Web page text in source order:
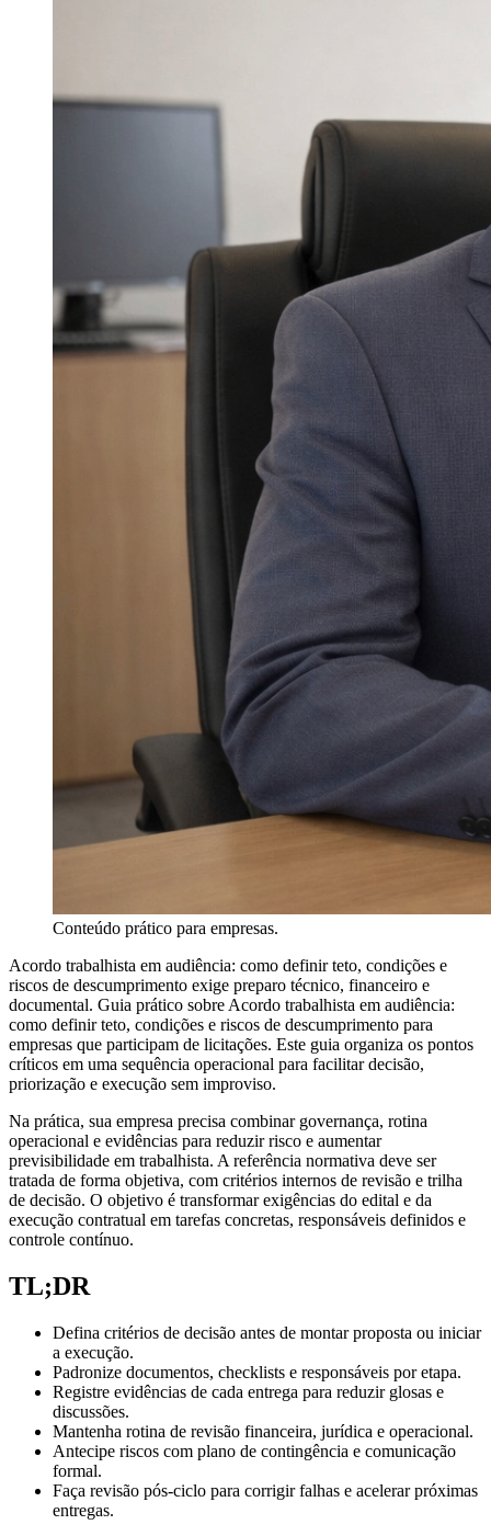
Conteúdo prático para empresas.
Acordo trabalhista em audiência: como definir teto, condições e
riscos de descumprimento exige preparo técnico, financeiro e
documental. Guia prático sobre Acordo trabalhista em audiência:
como definir teto, condições e riscos de descumprimento para
empresas que participam de licitações. Este guia organiza os pontos
críticos em uma sequência operacional para facilitar decisão,
priorização e execução sem improviso.
Na prática, sua empresa precisa combinar governança, rotina
operacional e evidências para reduzir risco e aumentar
previsibilidade em trabalhista. A referência normativa deve ser
tratada de forma objetiva, com critérios internos de revisão e trilha
de decisão. O objetivo é transformar exigências do edital e da
execução contratual em tarefas concretas, responsáveis definidos e
controle contínuo.
TL;DR
Defina critérios de decisão antes de montar proposta ou iniciar
a execução.
Padronize documentos, checklists e responsáveis por etapa.
Registre evidências de cada entrega para reduzir glosas e
discussões.
Mantenha rotina de revisão financeira, jurídica e operacional.
Antecipe riscos com plano de contingência e comunicação
formal.
Faça revisão pós-ciclo para corrigir falhas e acelerar próximas
entregas.